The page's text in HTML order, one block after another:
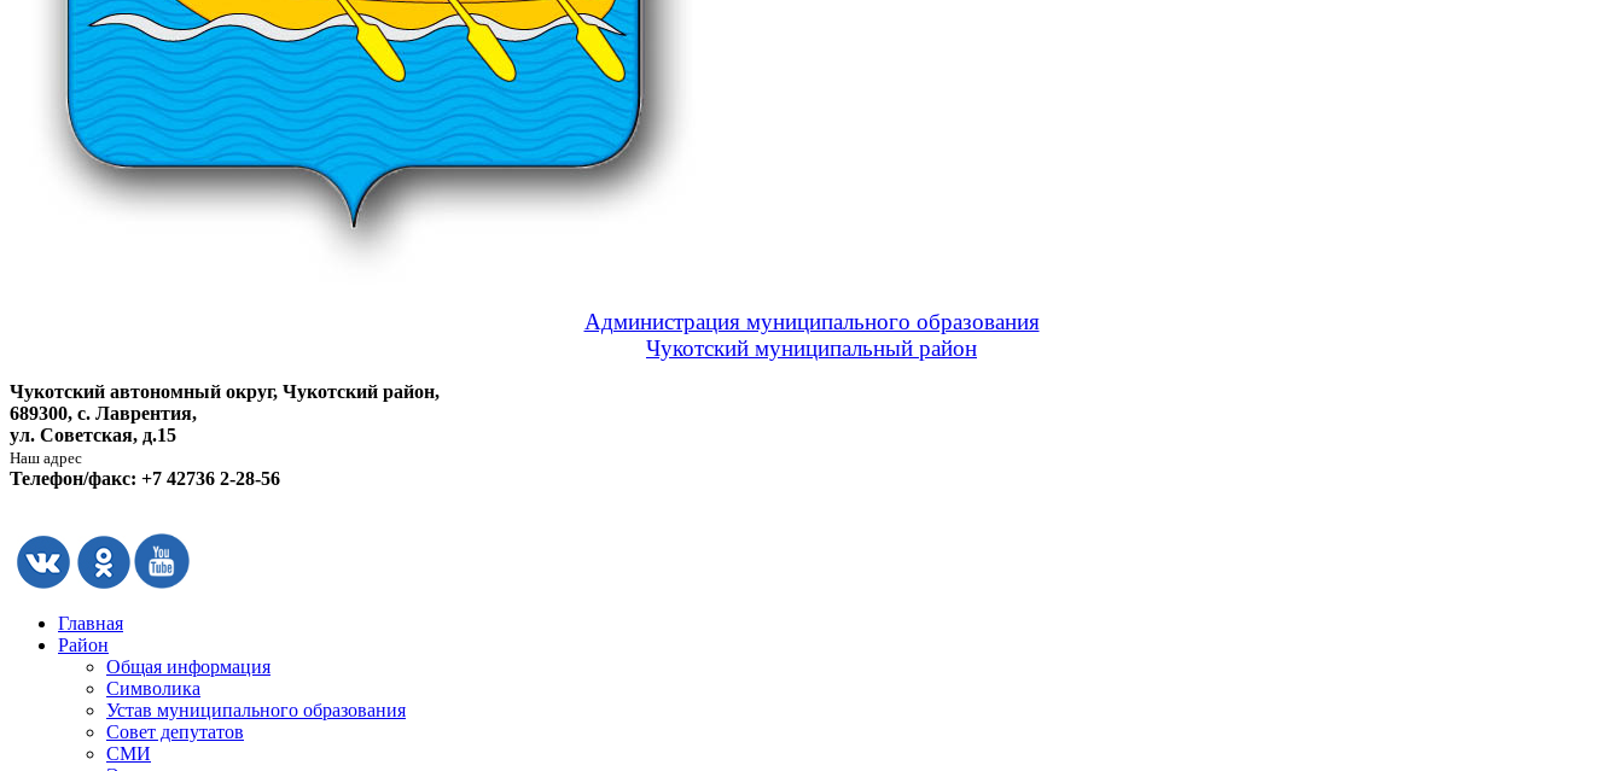
Администрация муниципального образования
Чукотский муниципальный район
Чукотский автономный округ, Чукотский район,
689300, с. Лаврентия,
ул. Советская, д.15
Наш адрес
Телефон/факс: +7 42736 2-28-56
Главная
Район
Общая информация
Символика
Устав муниципального образования
Совет депутатов
СМИ